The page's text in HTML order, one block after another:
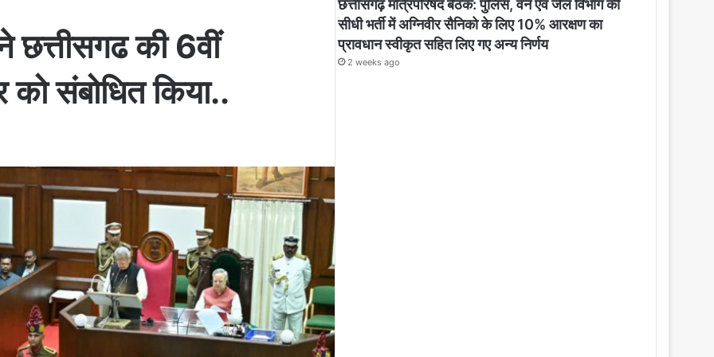
छत्तीसगढ की 6वीं
संबोधित किया..
छत्तीसगढ़ मंत्रिपरिषद बैठक: पुलिस, वन एवं जेल विभाग की
सीधी भर्ती में अग्निवीर सैनिको के लिए 10% आरक्षण का
प्रावधान स्वीकृत सहित लिए गए अन्य निर्णय
2 weeks ago